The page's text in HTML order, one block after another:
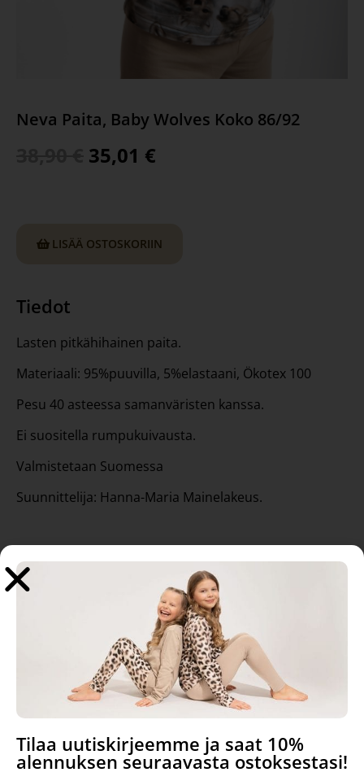
Neva Paita, Baby Wolves Koko 86/92
35,01 €
LISÄÄ OSTOSKORIIN
Tiedot
Lasten pitkähihainen paita.
Materiaali: 95%puuvilla, 5%elastaani, Ökotex 100
Pesu 40 asteessa samanväristen kanssa.
Ei suositella rumpukuivausta.
Valmistetaan Suomessa
Suunnittelija: Hanna-Maria Mainelakeus.
Tutustu myös
Sale!
Tilaa uutiskirjeemme ja saat 10%
alennuksen seuraavasta ostoksestasi!